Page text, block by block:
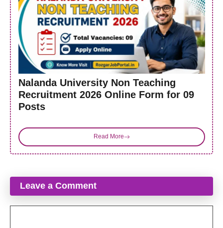
Nalanda University Non Teaching
Recruitment 2026 Online Form for 09
Posts
Read More
Leave a Comment